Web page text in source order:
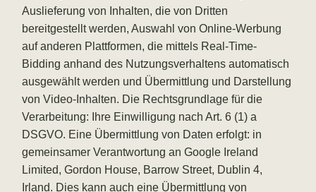
Auslieferung von Inhalten, die von Dritten
bereitgestellt werden, Auswahl von Online-Werbung
auf anderen Plattformen, die mittels Real-Time-
Bidding anhand des Nutzungsverhaltens automatisch
ausgewählt werden und Übermittlung und Darstellung
von Video-Inhalten. Die Rechtsgrundlage für die
Verarbeitung: Ihre Einwilligung nach Art. 6 (1) a
DSGVO. Eine Übermittlung von Daten erfolgt: in
gemeinsamer Verantwortung an Google Ireland
Limited, Gordon House, Barrow Street, Dublin 4,
Irland. Dies kann auch eine Übermittlung von